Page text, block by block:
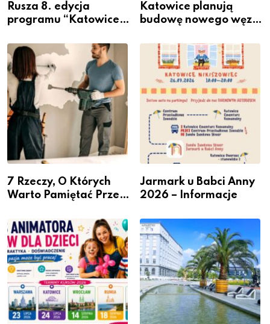
Rusza 8. edycja
programu “Katowice
– nabór dla
przedsiębiorców
Katowice planują
budowę nowego węzła
Podlesiu
7 Rzeczy, O Których
Warto Pamiętać Przed
Jarmark u Babci Anny
2026 – Informacje